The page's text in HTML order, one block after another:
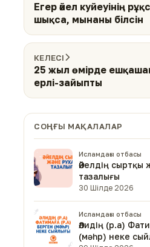
Егер әйел куйеуінің
шықса, мынаны білсін
КЕЛЕСІ
25 жыл өмірде
ерлі-зайыпты
СОҢҒЫ МАҚАЛАЛАР
Исламдағы отбасы
Әйелдің сыртқы
тазалығы
30 Шілде 2026
Исламдағы отбасы
Әлидің (р.а)
(мәһр) неке